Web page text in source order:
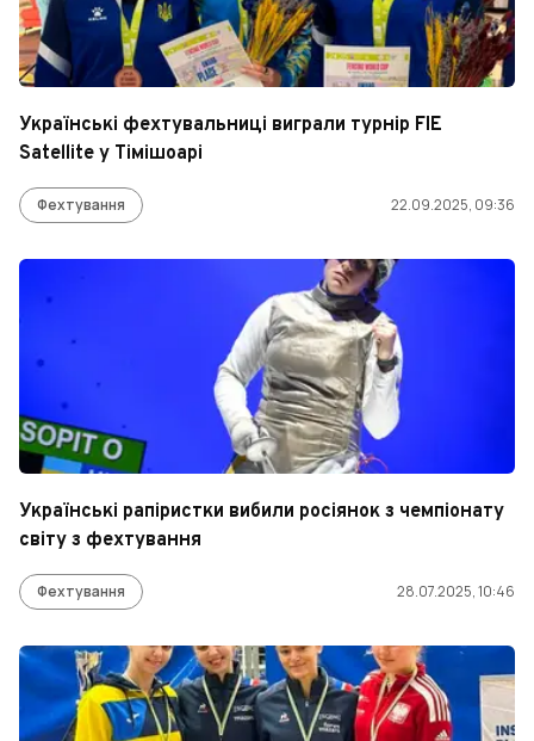
Українські фехтувальниці виграли турнір FIE
Satellite у Тімішоарі
Фехтування 22.09.2025, 09:36
Українські рапіристки вибили росіянок з чемпіонату
світу з фехтування
Фехтування 28.07.2025, 10:46